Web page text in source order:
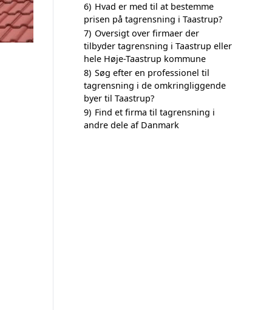
6) Hvad er med til at bestemme
prisen på tagrensning i Taastrup?
7) Oversigt over firmaer der
tilbyder tagrensning i Taastrup eller
hele Høje-Taastrup kommune
8) Søg efter en professionel til
tagrensning i de omkringliggende
byer til Taastrup?
9) Find et firma til tagrensning i
andre dele af Danmark